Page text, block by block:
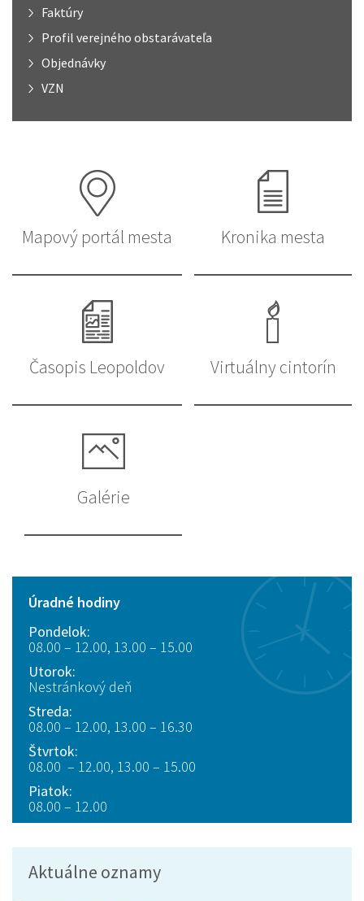
Faktúry
Profil verejného obstarávateľa
Objednávky
VZN
Mapový portál mesta Kronika mesta
Časopis Leopoldov Virtuálny cintorín
Galérie
Úradné hodiny
Pondelok:
08.00 – 12.00, 13.00 – 15.00
Utorok:
Nestránkový deň
Streda:
08.00 – 12.00, 13.00 – 16.30
Štvrtok:
08.00 – 12.00, 13.00 – 15.00
Piatok:
08.00 – 12.00
Aktuálne oznamy